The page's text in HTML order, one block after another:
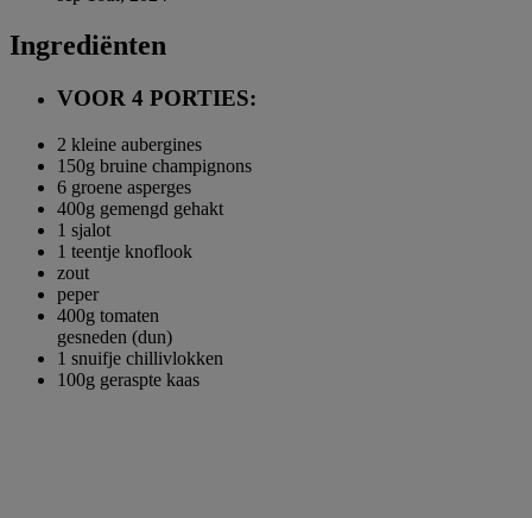
Ingrediënten
VOOR 4 PORTIES:
2 kleine aubergines
150g bruine champignons
6 groene asperges
400g gemengd gehakt
1 sjalot
1 teentje knoflook
zout
peper
400g tomaten
gesneden (dun)
1 snuifje chillivlokken
100g geraspte kaas